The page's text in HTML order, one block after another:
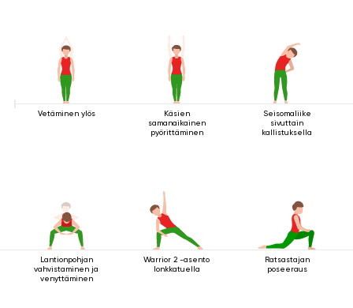
Vetäminen ylös
Käsien
samanaikainen
pyörittäminen
Seisomaliike
sivuttain
kallistuksella
Lantionpohjan
vahvistaminen ja
venyttäminen
Warrior 2 -asento
lonkkatuella
Ratsastajan
poseeraus